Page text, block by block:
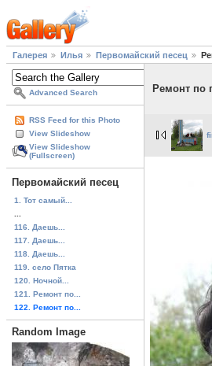
Галерея Илья Первомайский песец
Advanced Search
RSS Feed for this Photo
View Slideshow
View Slideshow
(Fullscreen)
Первомайский песец
1. Тот самый...
116. Даешь...
117. Даешь...
118. Даешь...
119. село Пятка
120. Ночной...
121. Ремонт по...
122. Ремонт по...
Random Image
Ремонт по